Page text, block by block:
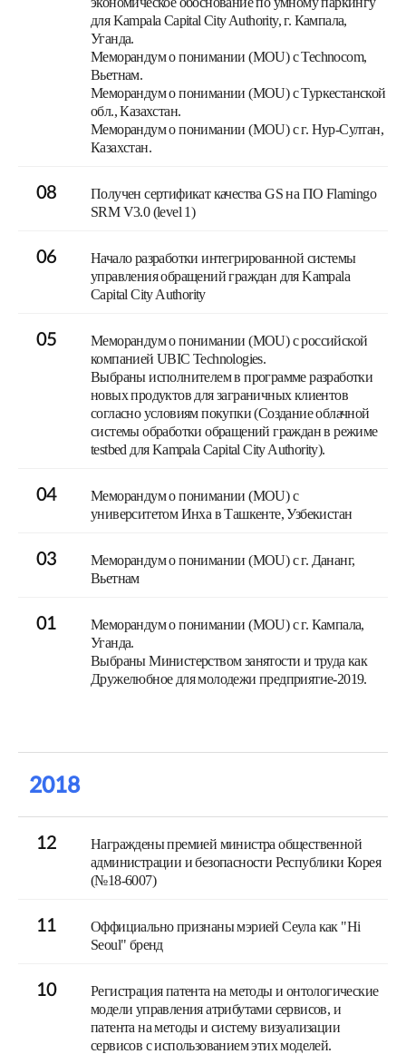
для Kampala Capital City Authority, г. Кампала,
Уганда.
Меморандум о понимании (MOU) с Technocom,
Вьетнам.
Меморандум о понимании (MOU) c Туркестанской
обл., Казахстан.
Меморандум о понимании (MOU) с г. Нур-Султан,
Казахстан.
08
Получен сертификат качества GS на ПО Flamingo
SRM V3.0 (level 1)
06
Начало разработки интегрированной системы
управления обращений граждан для Kampala
Capital City Authority
05
Меморандум о понимании (MOU) с российской
компанией UBIC Technologies.
Выбраны исполнителем в программе разработки
новых продуктов для заграничных клиентов
согласно условиям покупки (Создание облачной
системы обработки обращений граждан в режиме
testbed для Kampala Capital City Authority).
04
Меморандум о понимании (MOU) c
университетом Инха в Ташкенте, Узбекистан
03
Меморандум о понимании (MOU) c г. Дананг,
Вьетнам
01
Меморандум о понимании (MOU) с г. Кампала,
Уганда.
Выбраны Министерством занятости и труда как
Дружелюбное для молодежи предприятие-2019.
2018
12
Награждены премией министра общественной
администрации и безопасности Республики Корея
(№18-6007)
11
Оффициально признаны мэрией Сеула как "Hi
Seoul" бренд
10
Регистрация патента на методы и онтологические
модели управления атрибутами сервисов, и
патента на методы и систему визуализации
сервисов с использованием этих моделей.